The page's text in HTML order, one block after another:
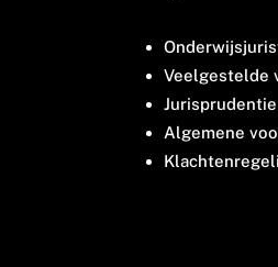
Veelgestelde
Jurisprudentie
Algemene